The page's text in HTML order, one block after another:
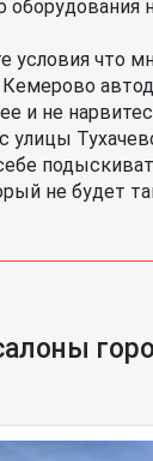
оборудования
условия что
и не
улицы
не будет